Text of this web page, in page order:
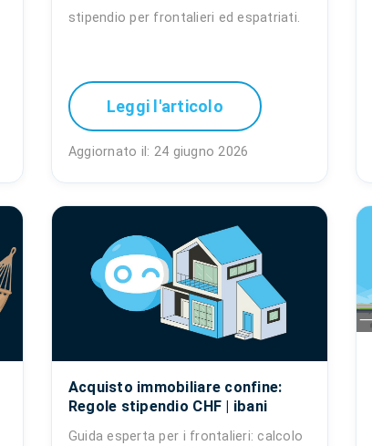
stipendio per frontalieri ed espatriati.
Leggi l'articolo
Aggiornato il: 24 giugno 2026
Acquisto immobiliare confine:
Regole stipendio CHF | ibani
Guida esperta per i frontalieri: calcolo